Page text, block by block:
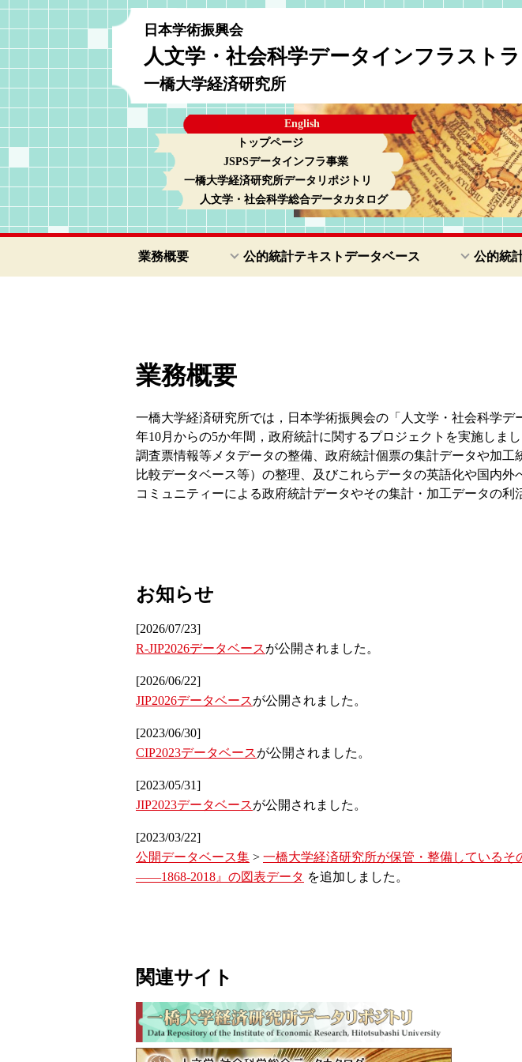
日本学術振興会
人文学・社会科学データインフラスト
一橋大学経済研究所
English
トップページ
JSPSデータインフラ事業
一橋大学経済研究所データリポジトリ
人文学・社会科学総合データカタログ
業務概要 公的統計テキストデータベース 公的統
業務概要
一橋大学経済研究所では，日本学術振興会の「人文学・社会科学
年10月からの5か年間，政府統計に関するプロジェクトを実施しま
調査票情報等メタデータの整備、政府統計個票の集計データや加
比較データベース等）の整理、及びこれらデータの英語化や国内
コミュニティーによる政府統計データやその集計・加工データの利
お知らせ
[2026/07/23]
R-JIP2026データベースが公開されました。
[2026/06/22]
JIP2026データベースが公開されました。
[2023/06/30]
CIP2023データベースが公開されました。
[2023/05/31]
JIP2023データベースが公開されました。
[2023/03/22]
公開データベース集 > 一橋大学経済研究所が保管・整備しているそ
――1868-2018』の図表データ を追加しました。
関連サイト